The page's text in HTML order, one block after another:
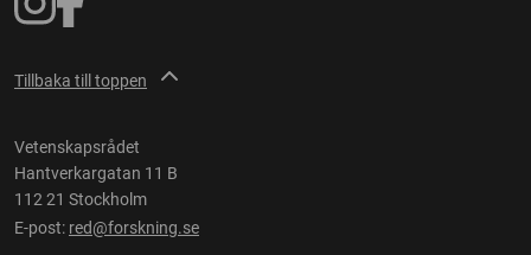
Tillbaka till toppen
Vetenskapsrådet
Hantverkargatan 11 B
112 21 Stockholm
E-post: red@forskning.se